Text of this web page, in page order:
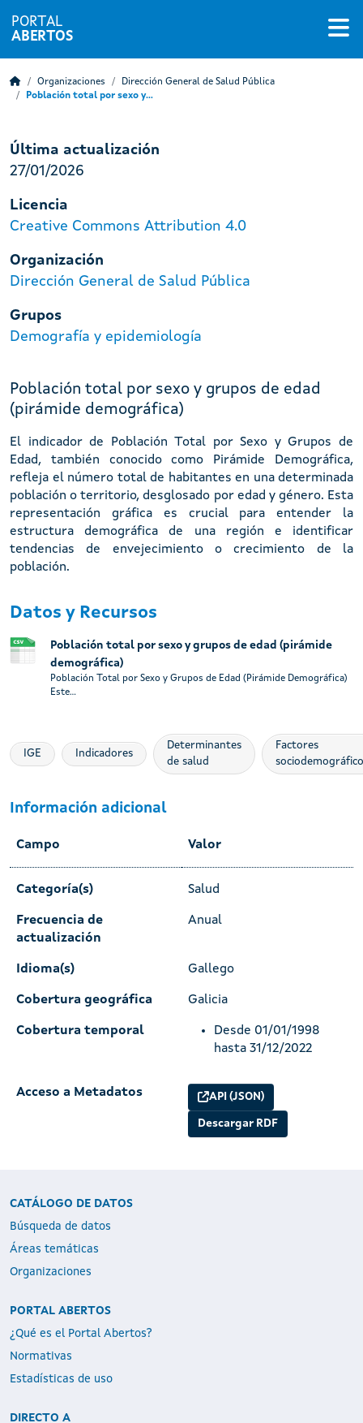
PORTAL
ABERTOS
Organizaciones
Dirección General de Salud Pública
Población total por sexo y...
Última actualización
27/01/2026
Licencia
Creative Commons Attribution 4.0
Organización
Dirección General de Salud Pública
Grupos
Demografía y epidemiología
Población total por sexo y grupos de edad
(pirámide demográfica)
El indicador de Población Total por Sexo y Grupos de
Edad, también conocido como Pirámide Demográfica,
refleja el número total de habitantes en una determinada
población o territorio, desglosado por edad y género. Esta
representación gráfica es crucial para entender la
estructura demográfica de una región e identificar
tendencias de envejecimiento o crecimiento de la
población.
Datos y Recursos
Población total por sexo y grupos de edad (pirámide
demográfica)
Población Total por Sexo y Grupos de Edad (Pirámide Demográfica)
Este...
IGE Indicadores
Determinantes
de salud
Factores
Información adicional
Campo Valor
Categoría(s) Salud
Frecuencia de
actualización
Anual
Idioma(s) Gallego
Cobertura geográfica Galicia
Cobertura temporal
Desde 01/01/1998
hasta 31/12/2022
Acceso a Metadatos API (JSON)
Descargar RDF
CATÁLOGO DE DATOS
Búsqueda de datos
Áreas temáticas
Organizaciones
PORTAL ABERTOS
¿Qué es el Portal Abertos?
Normativas
Estadísticas de uso
DIRECTO A